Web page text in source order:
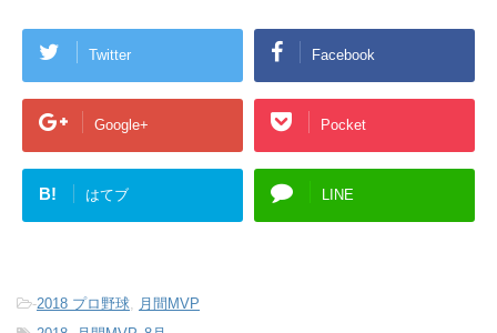
Twitter Facebook
Google+ Pocket
B! はてブ LINE
-2018 プロ野球
月間MVP